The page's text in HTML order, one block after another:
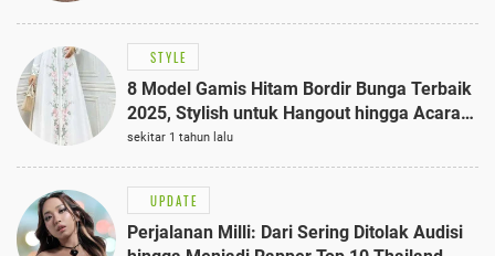
STYLE
8 Model Gamis Hitam Bordir Bunga Terbaik
2025, Stylish untuk Hangout hingga Acara
Semi-Formal
sekitar 1 tahun lalu
UPDATE
Perjalanan Milli: Dari Sering Ditolak Audisi